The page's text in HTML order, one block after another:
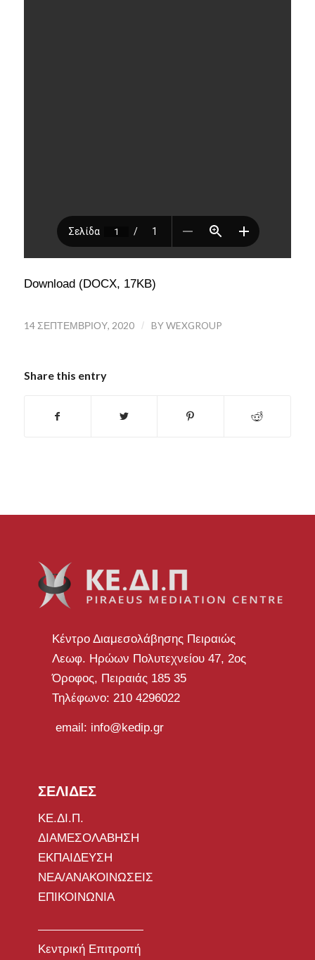
Download (DOCX, 17KB)
14 ΣΕΠΤΕΜΒΡΊΟΥ, 2020 / BYWEXGROUP
Share this entry
Κέντρο Διαμεσολάβησης Πειραιώς
Λεωφ. Ηρώων Πολυτεχνείου 47, 2ος
Όροφος, Πειραιάς 185 35
Τηλέφωνο: 210 4296022
email: info@kedip.gr
ΣΕΛΙΔΕΣ
ΚΕ.ΔΙ.Π.
ΔΙΑΜΕΣΟΛΑΒΗΣΗ
ΕΚΠΑΙΔΕΥΣΗ
ΝΕΑ/ΑΝΑΚΟΙΝΩΣΕΙΣ
ΕΠΙΚΟΙΝΩΝΙΑ
Κεντρική Επιτροπή